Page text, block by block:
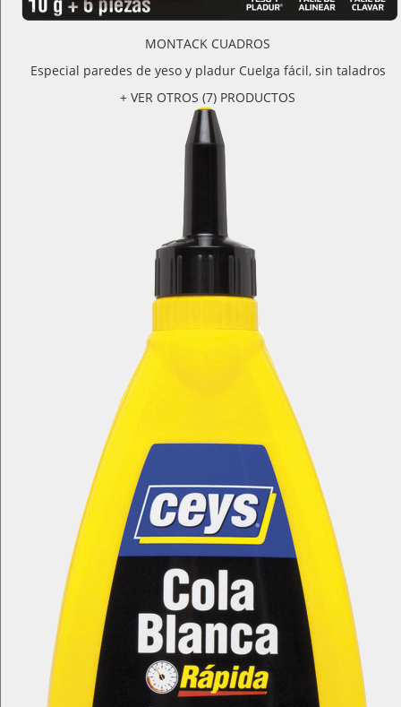
MONTACK CUADROS
Especial paredes de yeso y pladur Cuelga fácil, sin taladros
+ VER OTROS (7) PRODUCTOS